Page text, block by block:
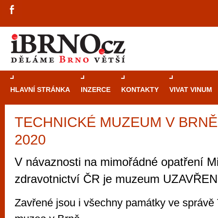
HLAVNÍ STRÁNKA INZERCE KONTAKTY VIVAT VINUM
TECHNICKÉ MUZEUM V
2020
V návaznosti na mimořádné opatření
zdravotnictví ČR je muzeum
Zavřené jsou i všechny památky ve správě
Průvodce
Brno je
restaurace,
Mimo jiné je ale také místem, kde si